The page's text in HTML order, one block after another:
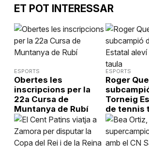
ET POT INTERESSAR
ESPORTS
Obertes les
inscripcions per la
22a Cursa de
Muntanya de Rubí
ESPORTS
Roger
Torneig
de tennis